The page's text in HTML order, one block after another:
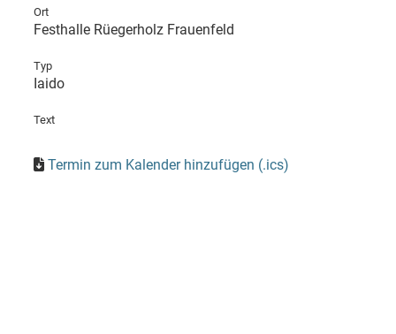
Ort
Festhalle Rüegerholz Frauenfeld
Typ
Iaido
Text
Termin zum Kalender hinzufügen (.ics)